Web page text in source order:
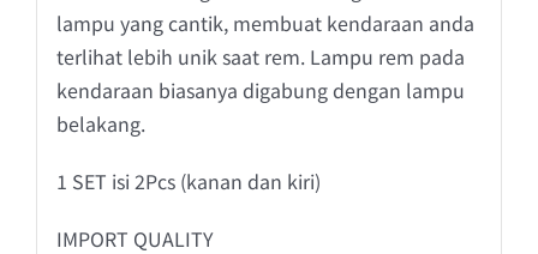
lampu yang cantik, membuat kendaraan anda
terlihat lebih unik saat rem. Lampu rem pada
kendaraan biasanya digabung dengan lampu
belakang.
1 SET isi 2Pcs (kanan dan kiri)
IMPORT QUALITY